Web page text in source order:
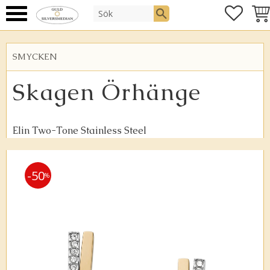
SMYCKEN
Skagen Örhänge
Elin Two-Tone Stainless Steel
50%